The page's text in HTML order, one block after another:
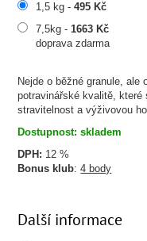
Nejde o běžné granule,
potravinářské kvalitě,
stravitelnost a výživovou
Dostupnost: skladem
DPH: 12 %
Bonus klub:4 body
1,5 kg -495 Kč
7,5kg -1663 Kč
doprava zdarma
Další informace